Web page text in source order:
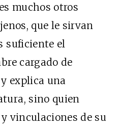
muchos otros
que le sirvan
suficiente el
cargado de
explica una
sino quien
vinculaciones de su